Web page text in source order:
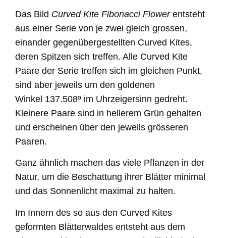
Das Bild Curved Kite Fibonacci Flower entsteht
aus einer Serie von je zwei gleich grossen,
einander gegenübergestellten Curved Kites,
deren Spitzen sich treffen. Alle Curved Kite
Paare der Serie treffen sich im gleichen Punkt,
sind aber jeweils um den goldenen
Winkel 137.508º im Uhrzeigersinn gedreht.
Kleinere Paare sind in hellerem Grün gehalten
und erscheinen über den jeweils grösseren
Paaren.
Ganz ähnlich machen das viele Pflanzen in der
Natur, um die Beschattung ihrer Blätter minimal
und das Sonnenlicht maximal zu halten.
Im Innern des so aus den Curved Kites
geformten Blätterwaldes entsteht aus dem